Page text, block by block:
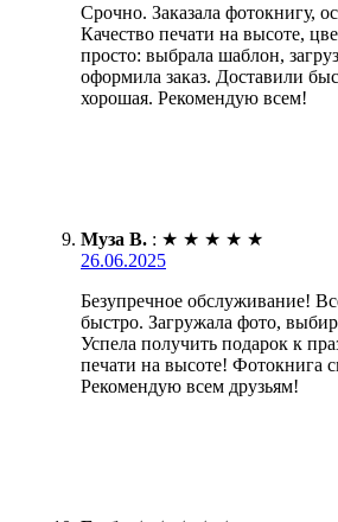
Срочно. Заказала фотокнигу,
Качество печати на высоте,
просто: выбрала шаблон,
оформила заказ. Доставили
хорошая. Рекомендую всем!
Муза В. : ★ ★ ★ ★ ★
26.06.2025
Безупречное обслуживание!
быстро. Загружала фото,
Успела получить подарок к
печати на высоте! Фотокнига
Рекомендую всем друзьям!